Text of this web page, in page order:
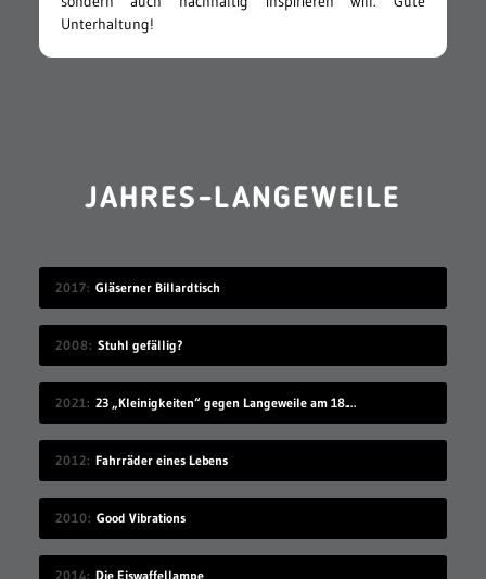
Unterhaltung!
JAHRES-LANGEWEILE
2017 Gläserner Billardtisch
2008 Stuhl gefällig?
2021 23 „Kleinigkeiten“ gegen Langeweile am 18.07.2021
2012 Fahrräder eines Lebens
2010 Good Vibrations
2014 Die Eiswaffellampe